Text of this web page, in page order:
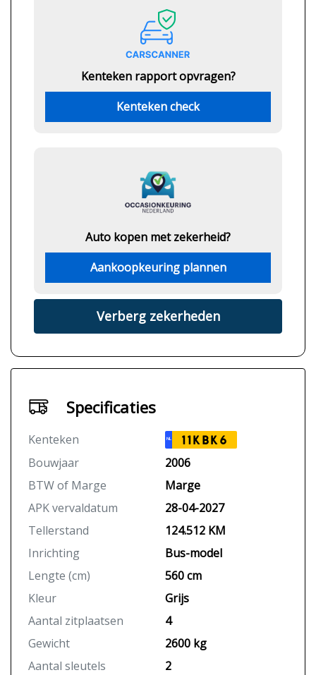
Kenteken rapport opvragen?
Kenteken check
Auto kopen met zekerheid?
Aankoopkeuring plannen
Verberg zekerheden
Specificaties
Kenteken NL 11KBK6
Bouwjaar
2006
BTW of Marge
Marge
APK vervaldatum
28-04-2027
Tellerstand
124.512 KM
Inrichting
Bus-model
Lengte (cm)
560 cm
Kleur
Grijs
Aantal zitplaatsen
4
Gewicht
2600 kg
Aantal sleutels
2